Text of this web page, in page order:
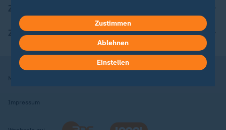
ZDFheute Apps
Nutzungsbedingungen
Impressum
in deinen Einstellungen widerrufen oder ändern.
Hier findest du das Impressum.
Weitere Informationen findest du in unserer
Datenschutzerklärung.
Zustimmen
Ablehnen
Einstellen